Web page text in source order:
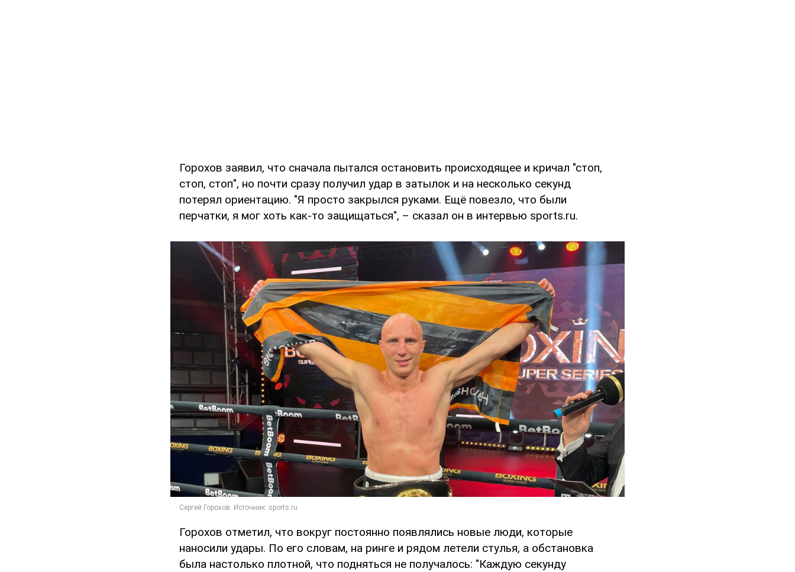
Горохов заявил, что сначала пытался остановить происходящее и кричал "стоп,
стоп, стоп", но почти сразу получил удар в затылок и на несколько секунд
потерял ориентацию. "Я просто закрылся руками. Ещё повезло, что были
перчатки, я мог хоть как-то защищаться", – сказал он в интервью sports.ru.
Горохов отметил, что вокруг постоянно появлялись новые люди, которые
наносили удары. По его словам, на ринге и рядом летели стулья, а обстановка
была настолько плотной, что подняться не получалось: "Каждую секунду